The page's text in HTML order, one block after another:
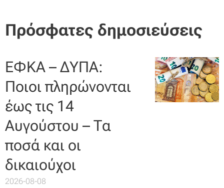
Πρόσφατες δημοσιεύσεις
ΕΦΚΑ – ΔΥΠΑ:
Ποιοι πληρώνονται
έως τις 14
Αυγούστου – Τα
ποσά και οι
δικαιούχοι
2026-08-08